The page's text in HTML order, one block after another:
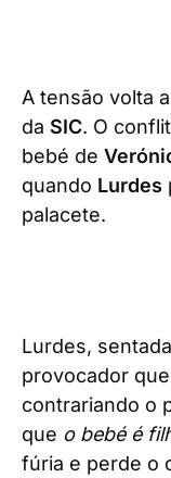
A tensão volta
da SIC. O
bebé de
quando Lurdes
palacete.
Lurdes,
provocador
contrariando o
que o bebé é
fúria e perde o